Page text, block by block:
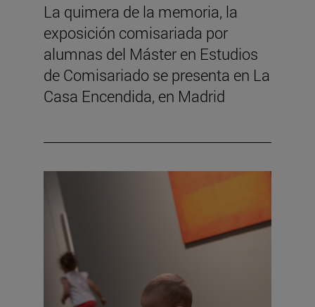
La quimera de la memoria, la
exposición comisariada por
alumnas del Máster en Estudios
de Comisariado se presenta en La
Casa Encendida, en Madrid